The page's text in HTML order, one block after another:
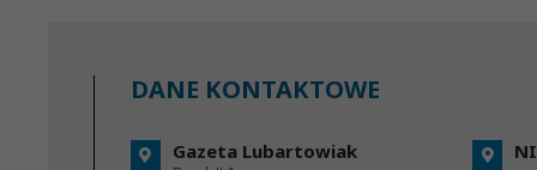
DANE KONTAKTOWE
Gazeta Lubartowiak